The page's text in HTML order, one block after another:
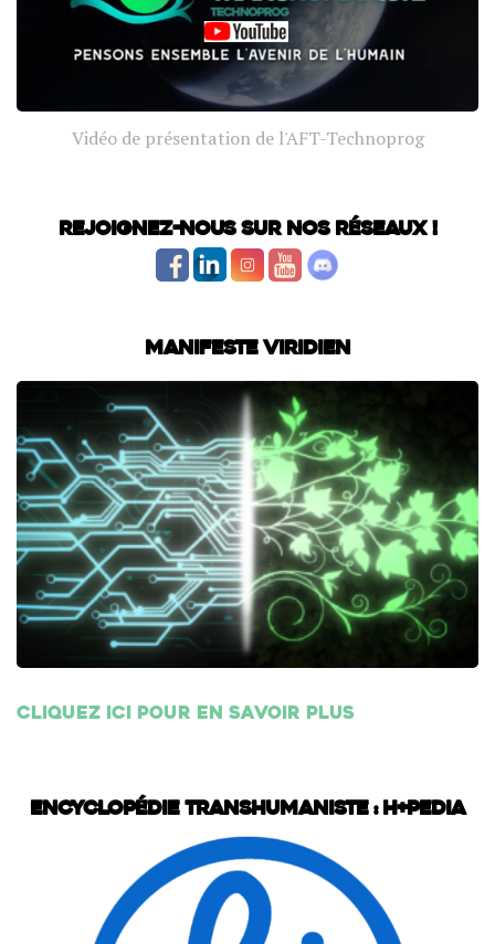
Vidéo de présentation de l'AFT-Technoprog
Rejoignez-nous sur nos réseaux !
Manifeste Viridien
Cliquez ici pour en savoir plus
Encyclopédie transhumaniste : H+Pedia